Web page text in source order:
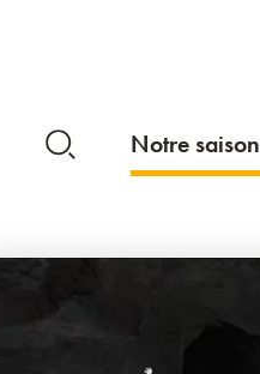
Notre saison